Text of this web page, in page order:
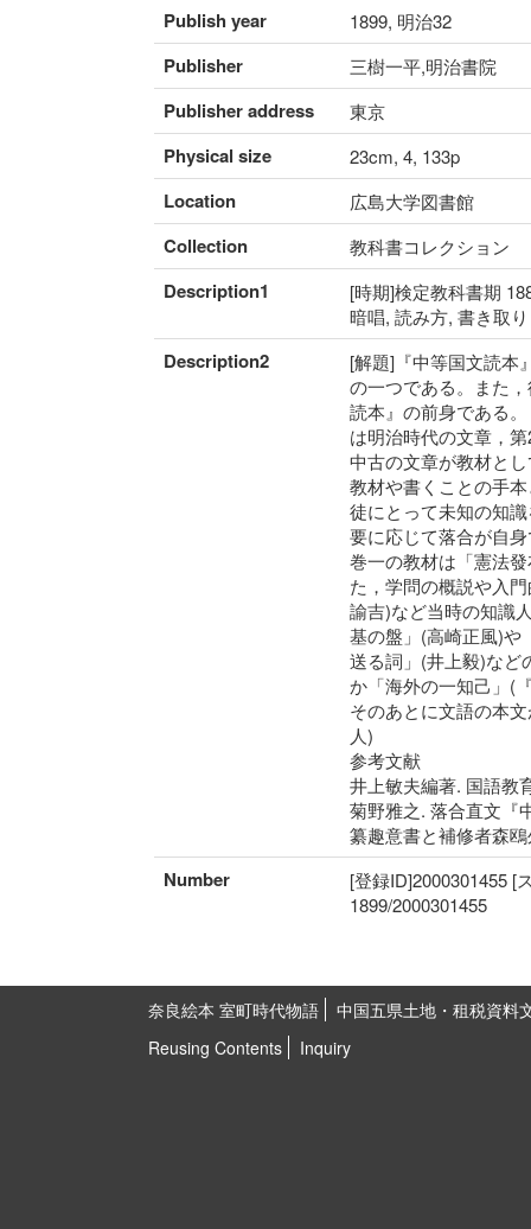
Publish year 1899, 明治32
Publisher 三樹一平,明治書院
Publisher address 東京
Physical size 23cm, 4, 133p
Location 広島大学図書館
Collection 教科書コレクション
Description1
[時期]検定教科書期
暗唱, 読み方, 書き取
Description2
[解題]『中等国文読本
の一つである。また
読本』の前身である
は明治時代の文章，
中古の文章が教材と
教材や書くことの手
徒にとって未知の知
要に応じて落合が自
巻一の教材は「憲法
た，学問の概説や入
諭吉)など当時の知識
基の盤」(高崎正風)や
送る詞」(井上毅)など
か「海外の一知己」(
そのあとに文語の本
人)
参考文献
井上敏夫編著. 国語教
菊野雅之. 落合直文『
纂趣意書と補修者森
Number
[登録ID]2000301455 [
1899/2000301455
奈良絵本 室町時代物語
中国五県土地・租税資料
Reusing Contents
Inquiry